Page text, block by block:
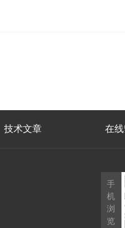
技术文章 在
手
机
浏
览